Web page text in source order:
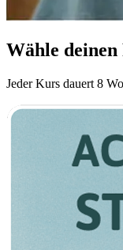
Wähle
Jeder Kurs dauert 8